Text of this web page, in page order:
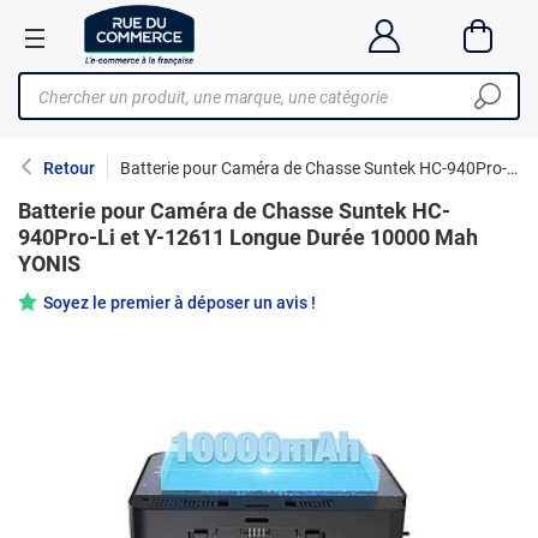
Retour Batterie pour Caméra de Chasse Suntek HC-940Pro-Li et Y-12611 Longue Durée 10000 Mah YONIS
Batterie pour Caméra de Chasse Suntek HC-
940Pro-Li et Y-12611 Longue Durée 10000 Mah
YONIS
Soyez le premier à déposer un avis !